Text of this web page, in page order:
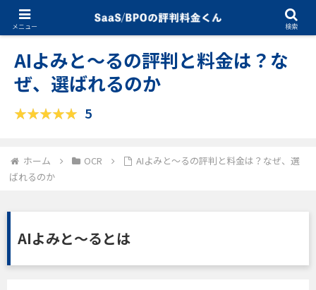
OCR 10.29.2025
AIよみと〜るの評判と料金は？な
ぜ、選ばれるのか
5
ホーム OCR
AIよみと〜るの評判と料金は？なぜ、選
ばれるのか
AIよみと〜るとは
メニュー 検索